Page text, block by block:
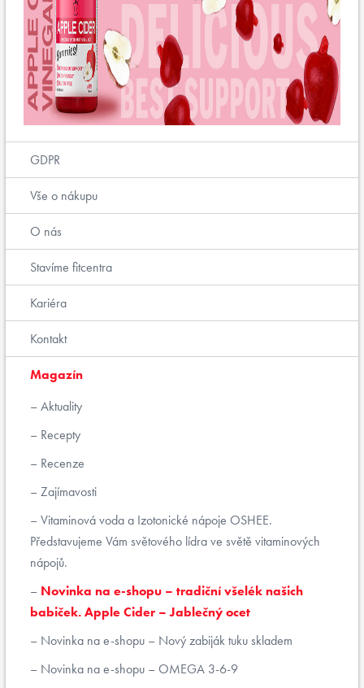
GDPR
Vše o nákupu
O nás
Stavíme fitcentra
Kariéra
Kontakt
Magazín
Aktuality
Recepty
Recenze
Zajímavosti
Vitaminová voda a Izotonické nápoje OSHEE.
Představujeme Vám světového lídra ve světě vitaminových
nápojů.
Novinka na e-shopu – tradiční všelék našich
babiček. Apple Cider – Jablečný ocet
Novinka na e-shopu – Nový zabiják tuku skladem
Novinka na e-shopu – OMEGA 3-6-9